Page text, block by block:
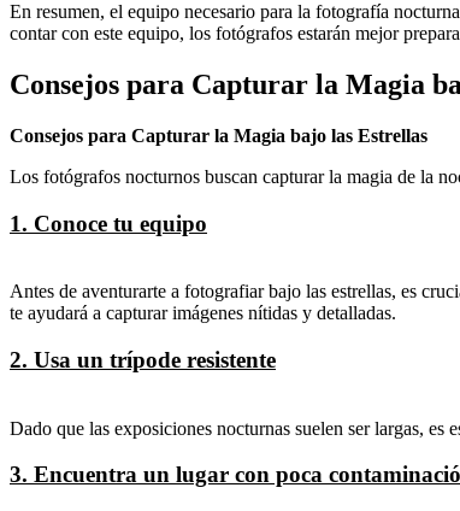
En resumen, el equipo necesario para la fotografía
contar con este equipo, los fotógrafos estarán mejor
Consejos para Capturar la Magia
Consejos para Capturar la Magia bajo las Estrellas
Los fotógrafos nocturnos buscan capturar la magia de la
1. Conoce tu equipo
Antes de aventurarte a fotografiar bajo las estrellas, es
te ayudará a capturar imágenes nítidas y detalladas.
2. Usa un trípode resistente
Dado que las exposiciones nocturnas suelen ser largas,
3. Encuentra un lugar con poca